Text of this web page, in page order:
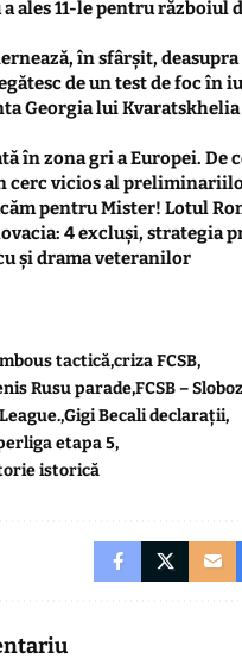
ales 11-le pentru războiul
în sfârșit,
de un test de foc în
Georgia lui
în zona gri a Europei. De
cerc vicios al
pentru Mister! Lotul
4 excluși, strategia
și drama veteranilor
tacticăcriza FCSB
Rusu paradeFCSB –
Gigi Becali declarații
etapa 5
istorică